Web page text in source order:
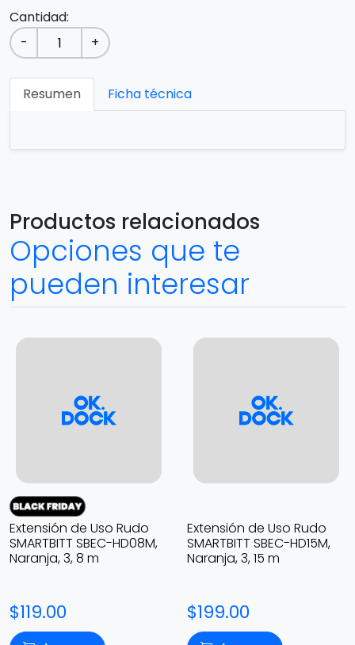
Cantidad:
-
+
Resumen Ficha técnica
Productos relacionados
Opciones que te
pueden interesar
Extensión de Uso Rudo
SMARTBITT SBEC-HD08M,
Naranja, 3, 8 m
$119.00
Extensión de Uso Rudo
SMARTBITT SBEC-HD15M,
Naranja, 3, 15 m
$199.00